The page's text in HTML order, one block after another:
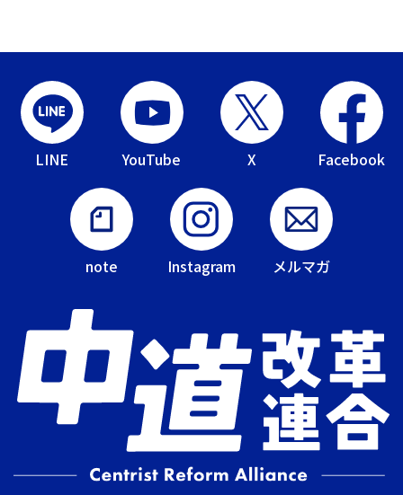
LINE YouTube X Facebook
note Instagram メルマガ